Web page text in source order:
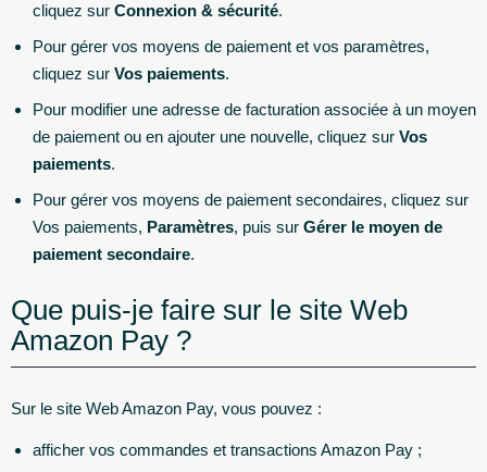
cliquez sur Connexion & sécurité.
Pour gérer vos moyens de paiement et vos paramètres,
cliquez sur Vos paiements.
Pour modifier une adresse de facturation associée à un moyen
de paiement ou en ajouter une nouvelle, cliquez sur Vos
paiements.
Pour gérer vos moyens de paiement secondaires, cliquez sur
Vos paiements, Paramètres, puis sur Gérer le moyen de
paiement secondaire.
Que puis-je faire sur le site Web
Amazon Pay ?
Sur le site Web Amazon Pay, vous pouvez :
afficher vos commandes et transactions Amazon Pay ;